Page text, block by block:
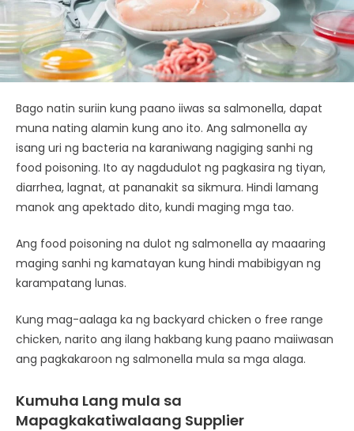
Bago natin suriin kung paano iiwas sa salmonella, dapat
muna nating alamin kung ano ito. Ang salmonella ay
isang uri ng bacteria na karaniwang nagiging sanhi ng
food poisoning. Ito ay nagdudulot ng pagkasira ng tiyan,
diarrhea, lagnat, at pananakit sa sikmura. Hindi lamang
manok ang apektado dito, kundi maging mga tao.
Ang food poisoning na dulot ng salmonella ay maaaring
maging sanhi ng kamatayan kung hindi mabibigyan ng
karampatang lunas.
Kung mag-aalaga ka ng backyard chicken o free range
chicken, narito ang ilang hakbang kung paano maiiwasan
ang pagkakaroon ng salmonella mula sa mga alaga.
Kumuha Lang mula sa
Mapagkakatiwalaang Supplier